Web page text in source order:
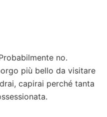
no.
più bello da visitare
capirai perché tanta